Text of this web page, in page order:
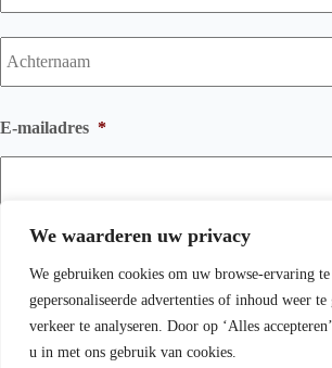
We waarderen uw privacy
We gebruiken cookies om uw browse-ervaring te
gepersonaliseerde advertenties of inhoud weer te
verkeer te analyseren. Door op ‘Alles
u in met ons gebruik van cookies.
E-mailadres *
Copyright © 2026 Wichink Kruit
Algemene voorwaarden -Privacyverklaring